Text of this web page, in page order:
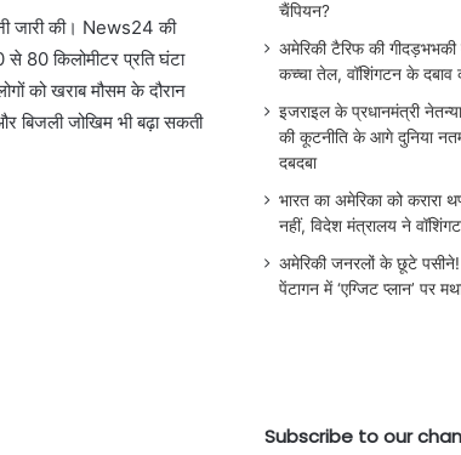
जारी की। News24 की
से 80 किलोमीटर प्रति घंटा
को खराब मौसम के दौरान
बिजली जोखिम भी बढ़ा सकती
चैंपियन?
अमेरिकी टैरिफ की
कच्चा तेल, वॉशिंगटन के
इजराइल के प्रधानमंत्री
की कूटनीति के आगे दुनिया
दबदबा
भारत का अमेरिका को करारा
नहीं, विदेश मंत्रालय ने
अमेरिकी जनरलों के छूटे पसीने!
पेंटागन में ‘एग्जिट प्लान’ पर
Subscribe to our